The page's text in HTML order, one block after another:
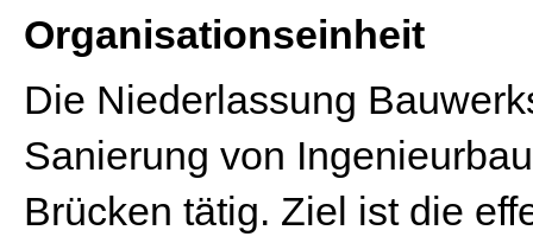
Organisationseinheit
Die Niederlassung
Sanierung von
Brücken tätig. Ziel ist die